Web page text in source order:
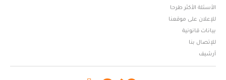
الأسئلة الأكثر طرحا
للإعلان على موقعنا
بيانات قانونية
للإتصال بنا
أرشيف